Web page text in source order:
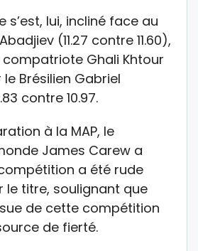
s’est, lui, incliné face au
(11.27 contre 11.60),
Ghali Khtour
Brésilien Gabriel
contre 10.97.
à la MAP, le
James Carew a
a été rude
le titre, soulignant que
de cette compétition
de fierté.